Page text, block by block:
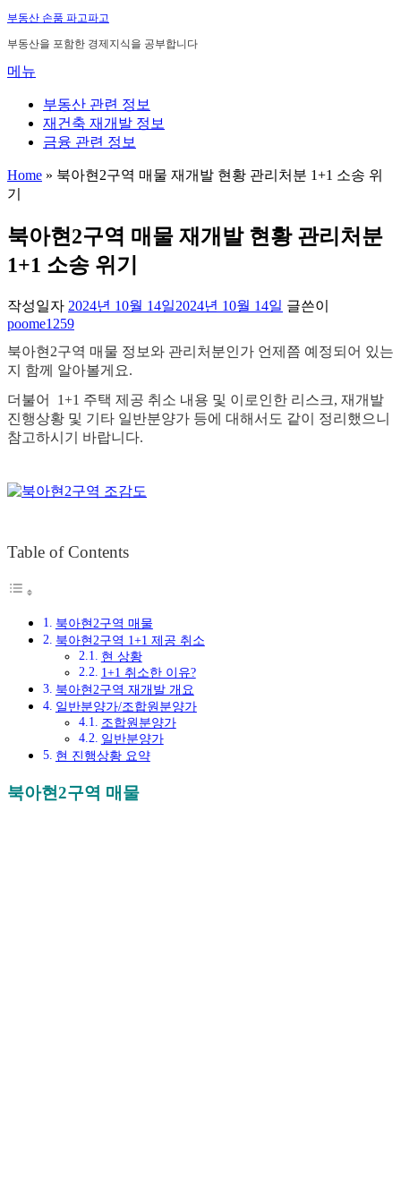
내
용
로
부동산 손품 파고파고
부동산을 포함한 경제지식을 공부합니다
메뉴
부동산 관련 정보
재건축 재개발 정보
금융 관련 정보
Home » 북아현2구역 매물 재개발 현황 관리처분 1+1 소송 위
기
북아현2구역 매물 재개발 현황 관리처분
1+1 소송 위기
작성일자 2024년 10월 14일2024년 10월 14일 글쓴이
poome1259
북아현2구역 매물 정보와 관리처분인가 언제쯤 예정되어 있는
지 함께 알아볼게요.
더불어 1+1 주택 제공 취소 내용 및 이로인한 리스크, 재개발
진행상황 및 기타 일반분양가 등에 대해서도 같이 정리했으니
참고하시기 바랍니다.
Table of Contents
북아현2구역 매물
북아현2구역 1+1 제공 취소
현 상황
1+1 취소한 이유?
북아현2구역 재개발 개요
일반분양가/조합원분양가
조합원분양가
일반분양가
현 진행상황 요약
북아현2구역 매물